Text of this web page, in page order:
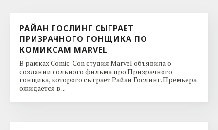
РАЙАН ГОСЛИНГ СЫГРАЕТ
ПРИЗРАЧНОГО ГОНЩИКА ПО
КОМИКСАМ MARVEL
В рамках Comic-Con студия Marvel объявила о
создании сольного фильма про Призрачного
гонщика, которого сыграет Райан Гослинг. Премьера
ожидается в ...